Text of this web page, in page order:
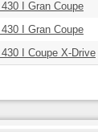
430 I Gran Coupe
430 I Gran Coupe
430 I Coupe X-Drive